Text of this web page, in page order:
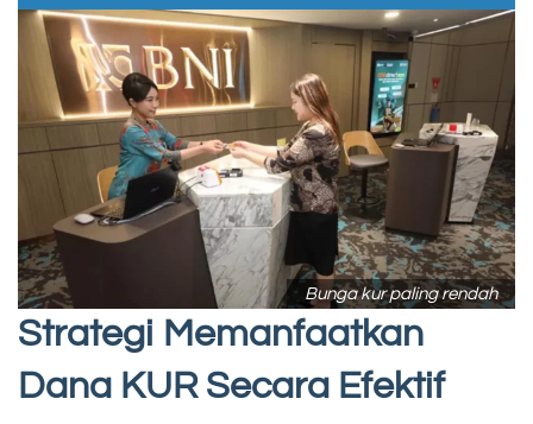
Bunga kur paling rendah
Strategi Memanfaatkan
Dana KUR Secara Efektif